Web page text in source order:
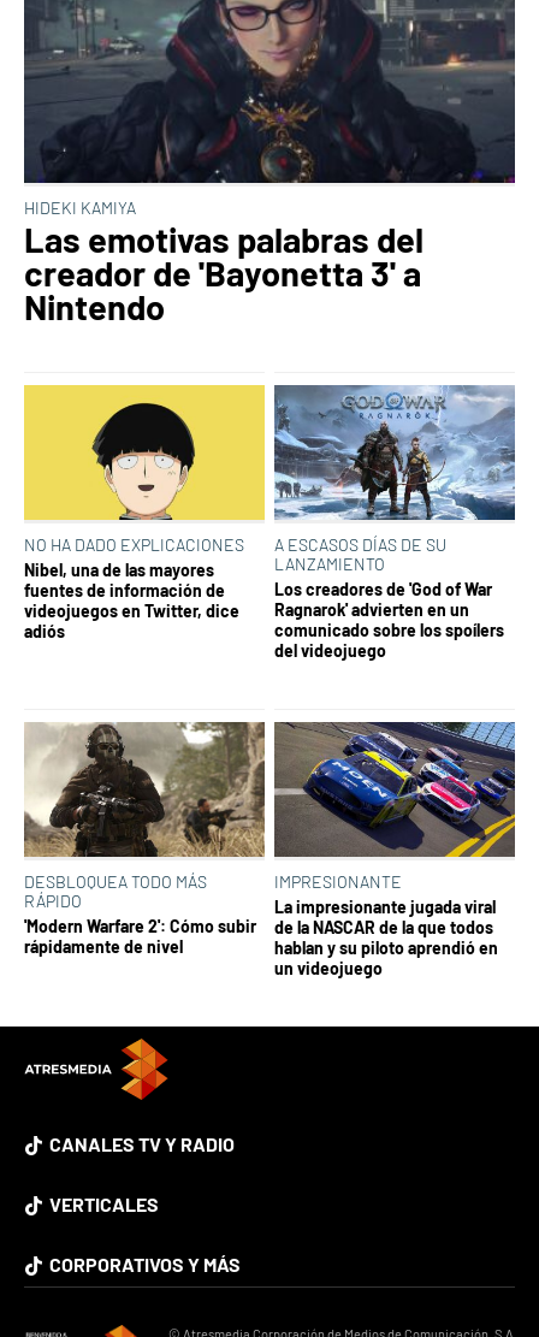
HIDEKI KAMIYA
Las emotivas palabras del
creador de 'Bayonetta 3' a
Nintendo
NO HA DADO EXPLICACIONES
Nibel, una de las mayores
fuentes de información de
videojuegos en Twitter, dice
adiós
A ESCASOS DÍAS DE SU
LANZAMIENTO
Los creadores de 'God of War
Ragnarok' advierten en un
comunicado sobre los spoílers
del videojuego
DESBLOQUEA TODO MÁS
RÁPIDO
'Modern Warfare 2': Cómo subir
rápidamente de nivel
IMPRESIONANTE
La impresionante jugada viral
de la NASCAR de la que todos
hablan y su piloto aprendió en
un videojuego
CANALES TV Y RADIO
VERTICALES
CORPORATIVOS Y MÁS